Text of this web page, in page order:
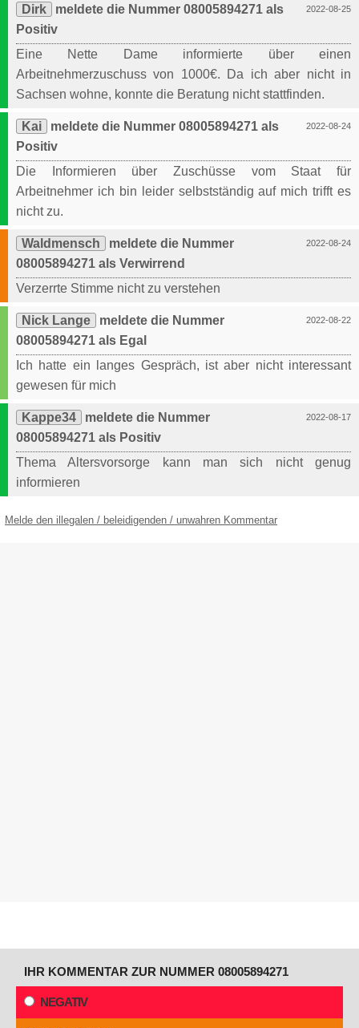
2022-08-25
Dirk
meldete die Nummer 08005894271 als
Positiv
Eine Nette Dame informierte über einen
Arbeitnehmerzuschuss von 1000€. Da ich aber nicht in
Sachsen wohne, konnte die Beratung nicht stattfinden.
2022-08-24
Kai
meldete die Nummer 08005894271 als
Positiv
Die Informieren über Zuschüsse vom Staat für
Arbeitnehmer ich bin leider selbstständig auf mich trifft es
nicht zu.
2022-08-24
Waldmensch
meldete die Nummer
08005894271 als Verwirrend
Verzerrte Stimme nicht zu verstehen
2022-08-22
Nick Lange
meldete die Nummer
08005894271 als Egal
Ich hatte ein langes Gespräch, ist aber nicht interessant
gewesen für mich
2022-08-17
Kappe34
meldete die Nummer
08005894271 als Positiv
Thema Altersvorsorge kann man sich nicht genug
informieren
Melde den illegalen / beleidigenden / unwahren Kommentar
IHR KOMMENTAR ZUR NUMMER 08005894271
NEGATIV